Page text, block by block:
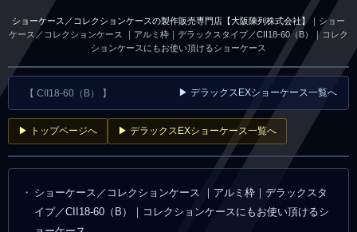
ショーケース／コレクションケースの製作販売専門店【大阪陳列株式会社】 ｜ショー
ケース／コレクションケース ｜アルミ枠｜デラックスタイプ／CII18-60（B）｜コレク
ションケースにもお使い頂けるショーケース
【 CII18-60（B） 】 ▶ デラックスEXショーケース一覧へ
▶ トップページへ ▶ デラックスEXショーケース一覧へ
ショーケース／コレクションケース ｜アルミ枠｜デラックスタ
イプ／CII18-60（B）｜コレクションケースにもお使い頂けるシ